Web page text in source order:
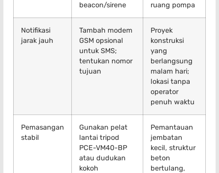
beacon/sirene
ruang pompa
Notifikasi
jarak jauh
Tambah modem
GSM opsional
untuk SMS;
tentukan nomor
tujuan
Proyek
konstruksi
yang
berlangsung
malam hari;
lokasi tanpa
operator
penuh waktu
Pemasangan
stabil
Gunakan pelat
lantai tripod
PCE-VM40-BP
atau dudukan
kokoh
Pemantauan
jembatan
kecil, struktur
beton
bertulang,